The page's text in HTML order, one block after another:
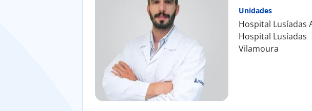
Unidades
Hospital Lusíadas
Hospital Lusíadas
Vilamoura